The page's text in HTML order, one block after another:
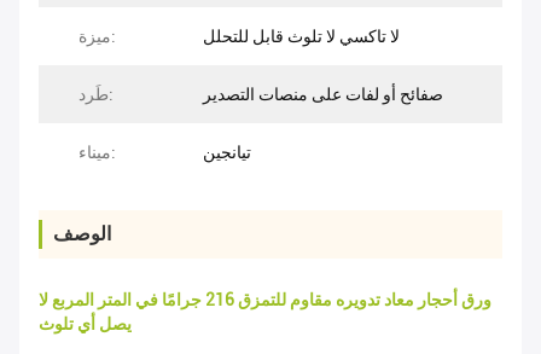
ميزة: لا تاكسي لا تلوث قابل للتحلل
طَرد: صفائح أو لفات على منصات التصدير
ميناء: تيانجين
الوصف
ورق أحجار معاد تدويره مقاوم للتمزق 216 جرامًا في المتر المربع لا
يصل أي تلوث